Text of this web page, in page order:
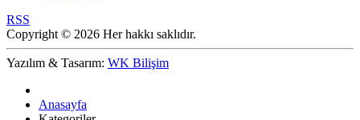
RSS
Copyright © 2026 Her hakkı saklıdır.
Yazılım & Tasarım: WK Bilişim
Anasayfa